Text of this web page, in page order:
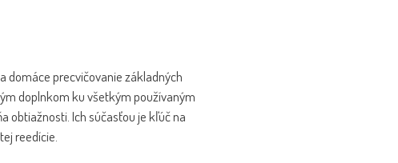
domáce precvičovanie základných
doplnkom ku všetkým používaným
obtiažnosti. Ich súčasťou je kľúč na
reedície.